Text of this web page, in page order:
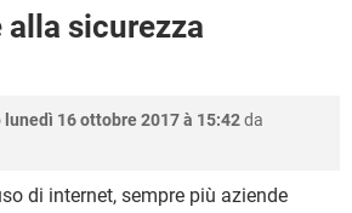
WINDOWS 10
ANDROID
WHATSAPP
WHATSAPP
GAMING
WINDOWS 10
GAMING
sicurezza
lunedì 16 ottobre 2017 à 15:42da
di internet, sempre più aziende